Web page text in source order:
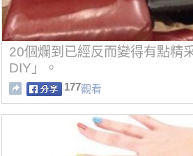
20個爛到已經反而變得有點精
DIY」。
177觀看